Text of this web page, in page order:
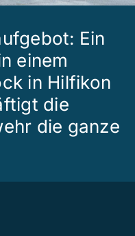
Ein
einem
in Hilfikon
die
die ganze